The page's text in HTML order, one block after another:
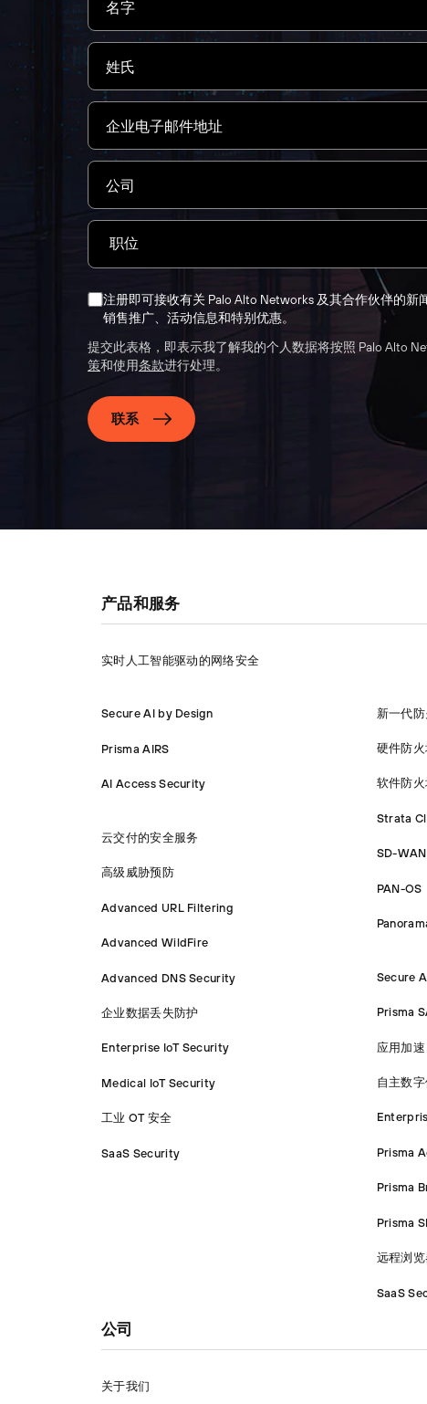
注册即可接收有关 Palo Alto Networks 及其合作伙伴的新
销售推广、活动信息和特别优惠。
提交此表格，即表示我了解我的个人数据将按照 Palo Alto
策和使用条款进行处理。
联系
产品和服务
实时人工智能驱动的网络安全
Secure AI by Design
Prisma AIRS
AI Access Security
云交付的安全服务
高级威胁预防
Advanced URL Filtering
Advanced WildFire
Advanced DNS Security
企业数据丢失防护
Enterprise IoT Security
Medical IoT Security
工业 OT 安全
SaaS Security
新一代
硬件防
软件防
Strata
SD-
PAN-OS
Secure
Prisma
应用加速
自主数
Prisma
Prisma
Prisma
远程浏
SaaS
公司
关于我们